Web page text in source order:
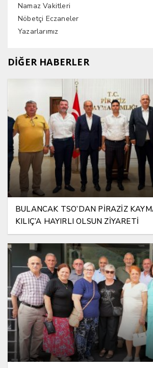
Namaz Vakitleri
Nöbetçi Eczaneler
Yazarlarımız
DİĞER HABERLER
BULANCAK TSO’DAN PİRAZİZ
KILIÇ’A HAYIRLI OLSUN ZİYARETİ